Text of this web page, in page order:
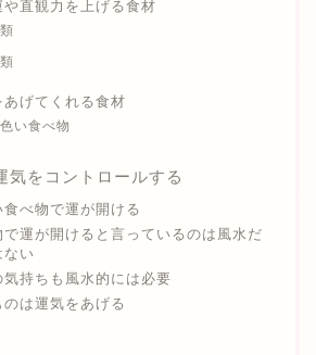
や直観力を上げる食材
あげてくれる食材
い食べ物
気をコントロールする
食べ物で運が開ける
で運が開けると言っているのは風水だ
ない
気持ちも風水的には必要
のは運気をあげる